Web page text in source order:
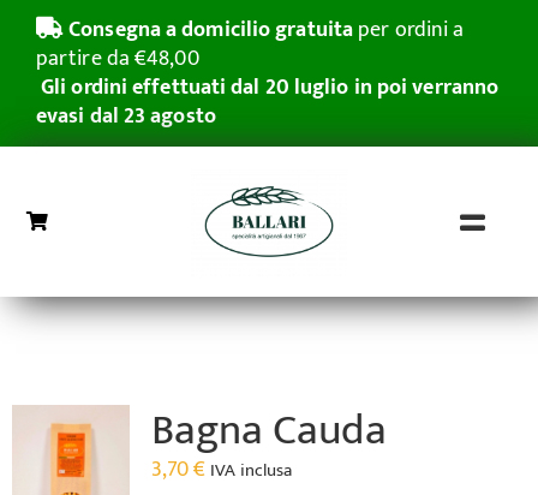
Salta
contenuto
Consegna a domicilio gratuitaper ordini a
partire da €48,00
Gli ordini effettuati dal 20 luglio in poi verranno
evasi dal 23 agosto
Toggle
Home
Pasticceria Secca
Azienda
Bagna Cauda
3,70€ IVA inclusa